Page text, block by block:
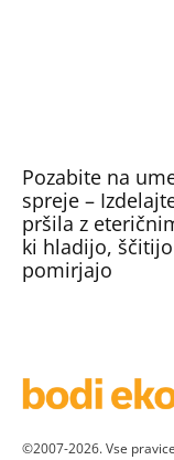
Pozabite na
spreje –
pršila z
ki hladijo,
pomirjajo
©2007-2026. Vse